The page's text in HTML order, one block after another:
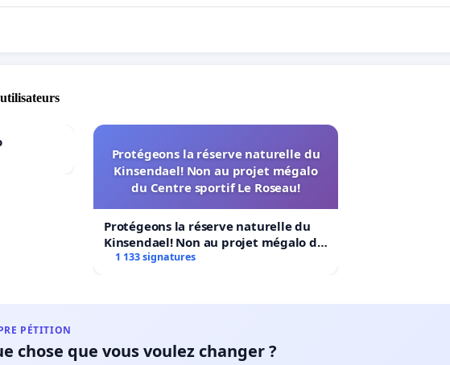
Protégeons la réserve naturelle du
Kinsendael! Non au projet mégalo
du Centre sportif Le Roseau!
Protégeons la réserve naturelle du
Kinsendael! Non au projet mégalo du
Centre sportif Le Roseau!
1 133 signatures
PÉTITION
chose que vous voulez changer ?